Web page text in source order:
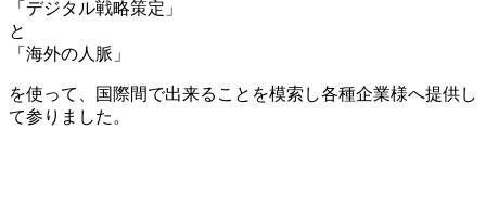
「デジタル戦略策定」
と
「海外の人脈」
を使って、国際間で出来ることを模索し各種企業様へ提供し
て参りました。